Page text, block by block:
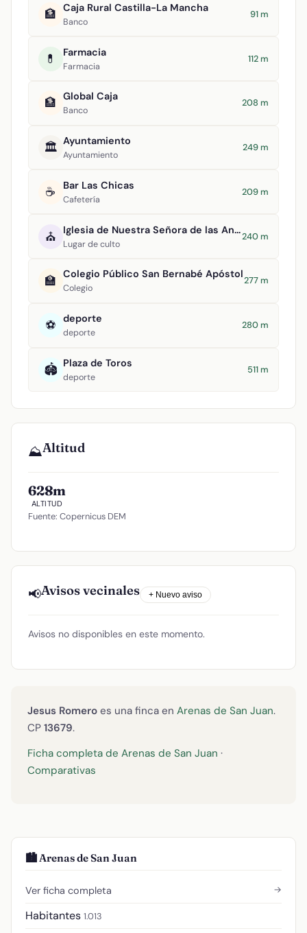
🏦 Caja Rural Castilla-La Mancha
Banco
91 m
💊 Farmacia
Farmacia
112 m
🏦 Global Caja
Banco
208 m
🏛️ Ayuntamiento
Ayuntamiento
249 m
☕ Bar Las Chicas
Cafetería
209 m
⛪ Iglesia de Nuestra Señora de las Angustias
Lugar de culto
240 m
🏫 Colegio Público San Bernabé Apóstol
Colegio
277 m
⚽ deporte
deporte
280 m
🏟️ Plaza de Toros
deporte
511 m
⛰️Altitud
628m
ALTITUD
Fuente: Copernicus DEM
📢Avisos vecinales + Nuevo aviso
Avisos no disponibles en este momento.
Jesus Romero es una finca en Arenas de San Juan.
CP 13679.
Ficha completa de Arenas de San Juan ·
Comparativas
🏙️ Arenas de San Juan
Ver ficha completa →
Habitantes 1.013